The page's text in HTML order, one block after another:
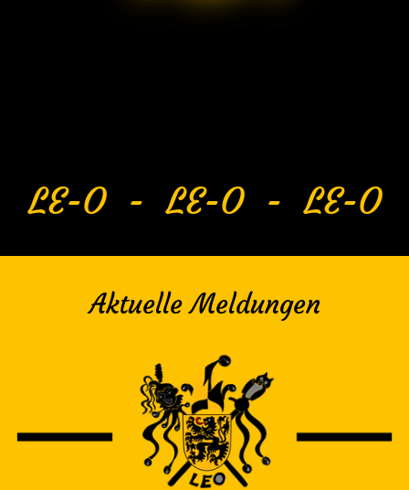
LE-O - LE-O - LE-O
Aktuelle Meldungen